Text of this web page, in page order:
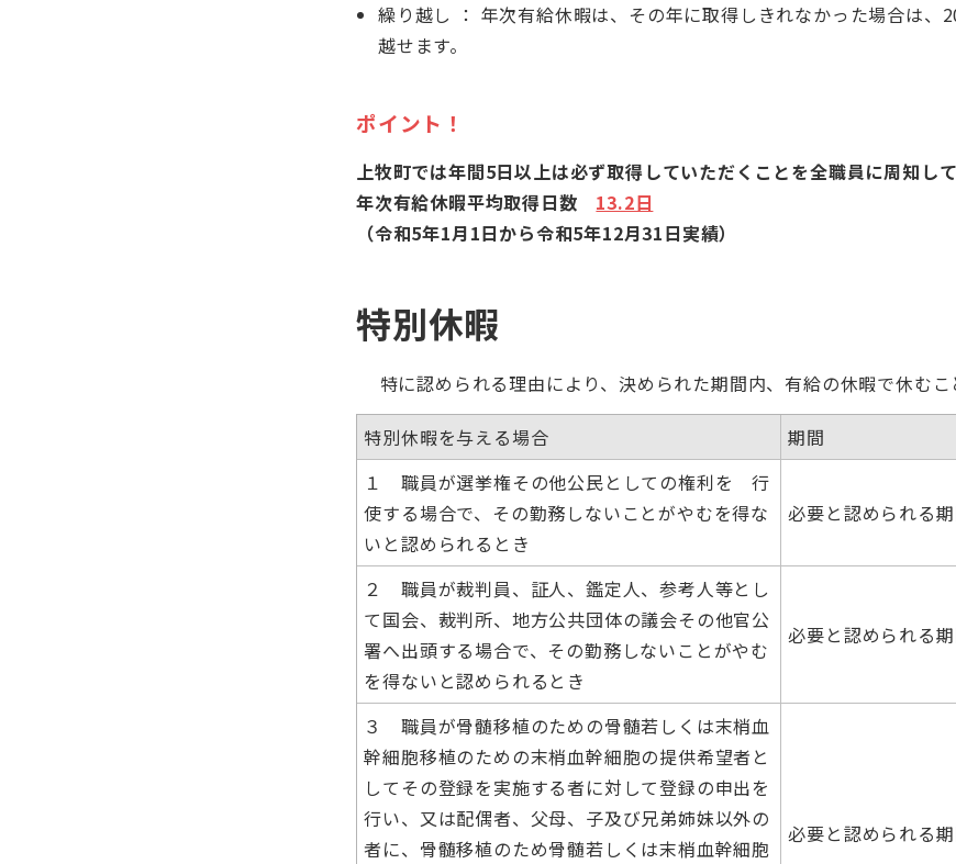
繰り越し ： 年次有給休暇は、その年に取得しきれなかった場合は、
越せます。
ポイント！
上牧町では年間5日以上は必ず取得していただくことを全職員に周知して
年次有給休暇平均取得日数 13.2日
（令和5年1月1日から令和5年12月31日実績）
特別休暇
特に認められる理由により、決められた期間内、有給の休暇で休むこ
特別休暇を与える場合
期間
１ 職員が選挙権その他公民としての権利を 行
使する場合で、その勤務しないことがやむを得な
いと認められるとき
必要と認められる
２ 職員が裁判員、証人、鑑定人、参考人等とし
て国会、裁判所、地方公共団体の議会その他官公
署へ出頭する場合で、その勤務しないことがやむ
を得ないと認められるとき
必要と認められる
３ 職員が骨髄移植のための骨髄若しくは末梢血
幹細胞移植のための末梢血幹細胞の提供希望者と
してその登録を実施する者に対して登録の申出を
行い、又は配偶者、父母、子及び兄弟姉妹以外の
者に、骨髄移植のため骨髄若しくは末梢血幹細胞
必要と認められる